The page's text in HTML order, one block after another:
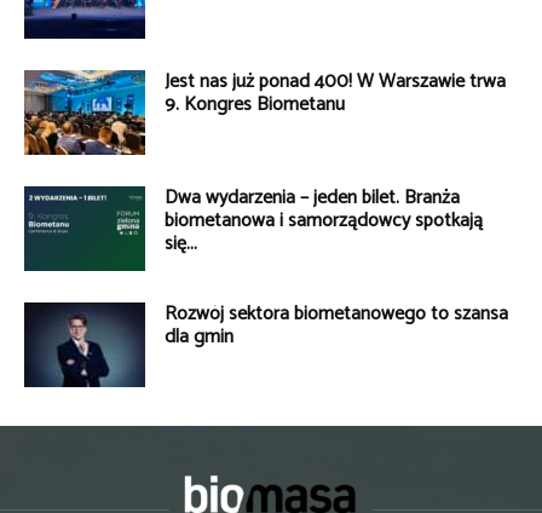
Jest nas już ponad 400! W Warszawie trwa
9. Kongres Biometanu
Dwa wydarzenia – jeden bilet. Branża
biometanowa i samorządowcy spotkają
się...
Rozwój sektora biometanowego to szansa
dla gmin